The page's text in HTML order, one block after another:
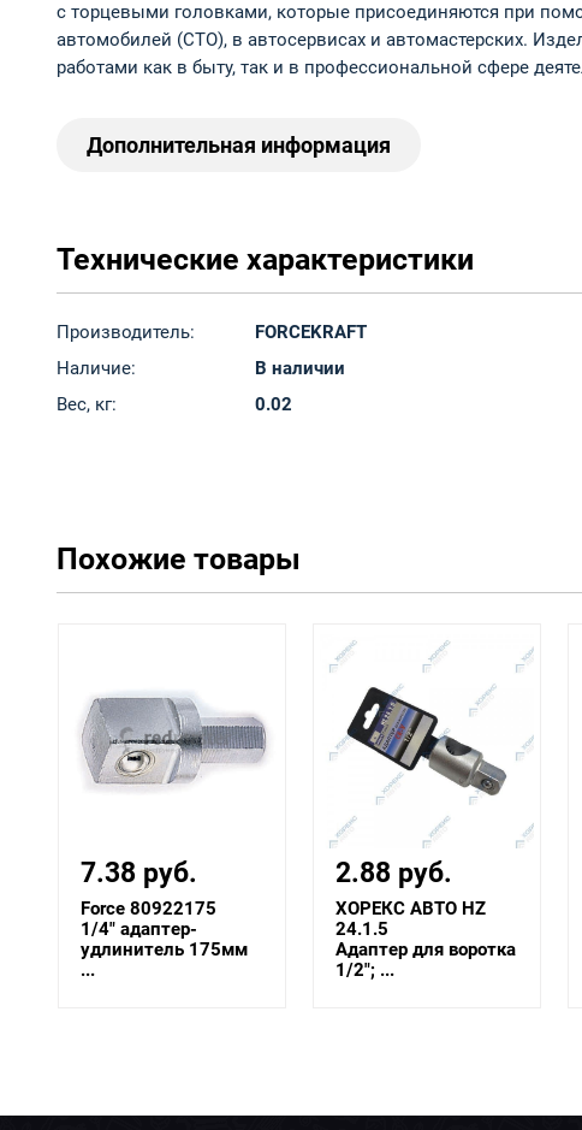
с торцевыми головками, которые присоединяются при
автомобилей (СТО), в автосервисах и автомастерских.
работами как в быту, так и в профессиональной сфере
Дополнительная информация
Технические характеристики
Производитель:
FORCEKRAFT
Наличие:
В наличии
Вес, кг:
0.02
Похожие товары
7.38 руб.
Force 80922175
1/4" адаптер-
удлинитель 175мм
...
2.88 руб.
ХОРЕКС АВТО HZ
24.1.5
Адаптер для воротка
1/2"; ...